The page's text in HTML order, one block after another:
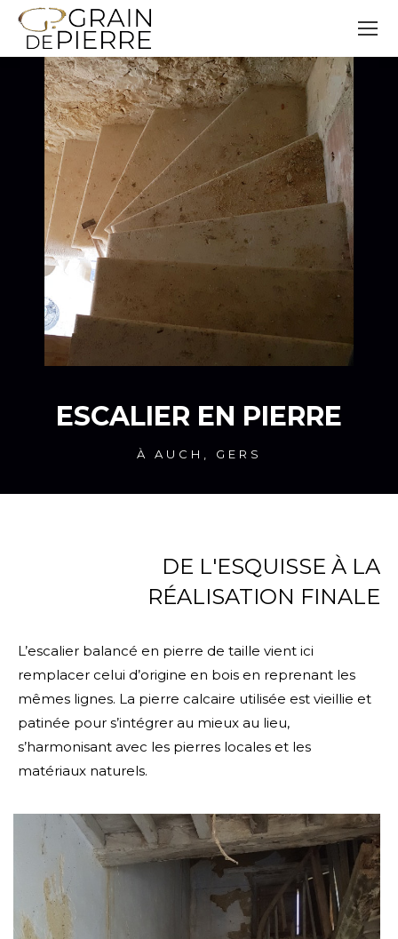
ESCALIER EN PIERRE
À AUCH, GERS
DE L'ESQUISSE À LA
RÉALISATION FINALE
L’escalier balancé en pierre de taille vient ici
remplacer celui d’origine en bois en reprenant les
mêmes lignes. La pierre calcaire utilisée est vieillie et
patinée pour s’intégrer au mieux au lieu,
s’harmonisant avec les pierres locales et les
matériaux naturels.